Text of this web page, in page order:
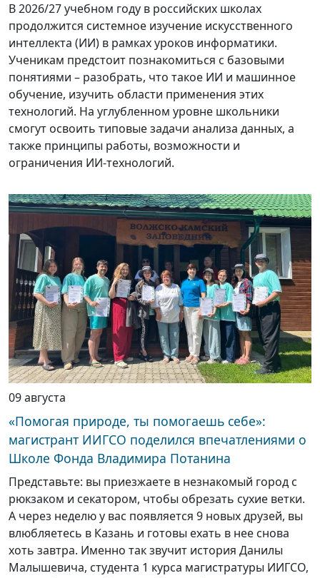
В 2026/27 учебном году в российских школах
продолжится системное изучение искусственного
интеллекта (ИИ) в рамках уроков информатики.
Ученикам предстоит познакомиться с базовыми
понятиями – разобрать, что такое ИИ и машинное
обучение, изучить области применения этих
технологий. На углубленном уровне школьники
смогут освоить типовые задачи анализа данных, а
также принципы работы, возможности и
ограничения ИИ-технологий.
09 августа
«Помогая природе, ты помогаешь себе»:
магистрант ИИГСО поделился впечатлениями о
Школе Фонда Владимира Потанина
Представьте: вы приезжаете в незнакомый город с
рюкзаком и секатором, чтобы обрезать сухие ветки.
А через неделю у вас появляется 9 новых друзей, вы
влюбляетесь в Казань и готовы ехать в нее снова
хоть завтра. Именно так звучит история Данилы
Малышевича, студента 1 курса магистратуры ИИГСО,